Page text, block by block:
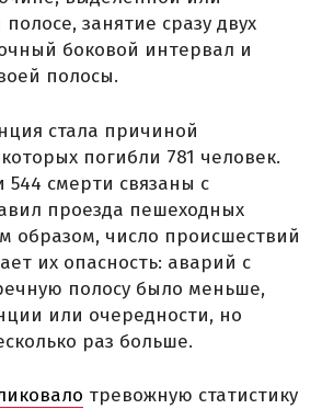
занятие сразу двух
боковой интервал и
полосы.
стала причиной
погибли 781 человек.
544 смерти связаны с
проезда пешеходных
образом, число происшествий
их опасность: аварий с
полосу было меньше,
или очередности, но
раз больше.
тревожную статистику